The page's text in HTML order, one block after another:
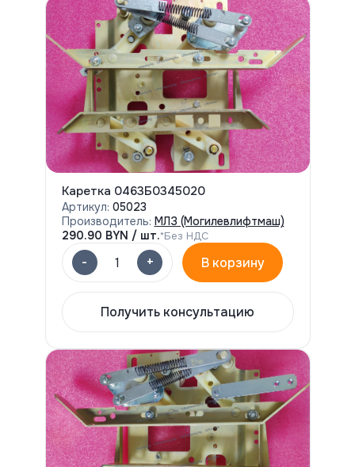
Каретка 0463Б0345020
Артикул: 05023
Производитель: МЛЗ (Могилевлифтмаш)
290.90 BYN / шт.*Без НДС
- 1 + В корзину
Получить консультацию